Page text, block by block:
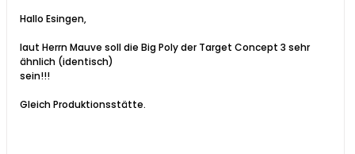
Hallo Esingen,
laut Herrn Mauve soll die Big Poly der Target Concept 3 sehr
ähnlich (identisch)
sein!!!
Gleich Produktionsstätte.